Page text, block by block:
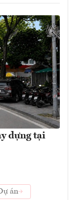
dựng tại
án